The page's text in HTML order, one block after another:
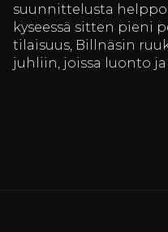
suunnittelusta
kyseessä sitten pieni
tilaisuus, Billnäsin
juhliin, joissa luonto